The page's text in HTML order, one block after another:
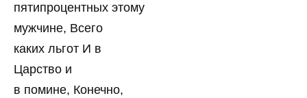
пятипроцентных этому
мужчине, Всего
каких льгот И в
Царство и
в помине, Конечно,